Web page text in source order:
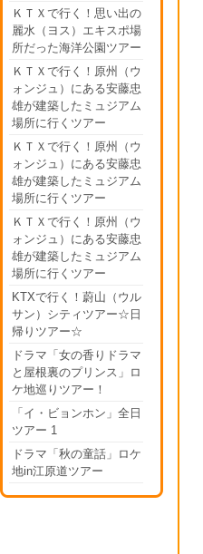
ＫＴＸで行く！思い出の
麗水（ヨス）エキスポ場
所だった海洋公園ツアー
ＫＴＸで行く！原州（ウ
ォンジュ）にある安藤忠
雄が建築したミュジアム
場所に行くツアー
ＫＴＸで行く！原州（ウ
ォンジュ）にある安藤忠
雄が建築したミュジアム
場所に行くツアー
ＫＴＸで行く！原州（ウ
ォンジュ）にある安藤忠
雄が建築したミュジアム
場所に行くツアー
KTXで行く！蔚山（ウル
サン）シティツアー☆日
帰りツアー☆
ドラマ「女の香りドラマ
と屋根裏のプリンス」ロ
ケ地巡りツアー！
「イ・ビョンホン」全日
ツアー 1
ドラマ「秋の童話」ロケ
地in江原道ツアー